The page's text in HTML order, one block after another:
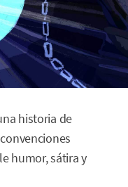
historia de
humor, sátira y